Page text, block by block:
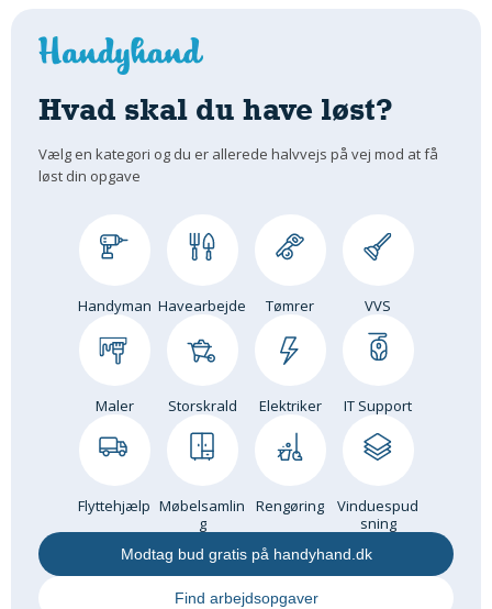
Hvad skal du have løst?
Vælg en kategori og du er allerede halvvejs på vej mod at få
løst din opgave
Handyman Havearbejde Tømrer VVS
Maler Storskrald Elektriker IT Support
Flyttehjælp Møbelsamlin
g
Rengøring
Vinduespud
sning
Modtag bud gratis på handyhand.dk
Find arbejdsopgaver